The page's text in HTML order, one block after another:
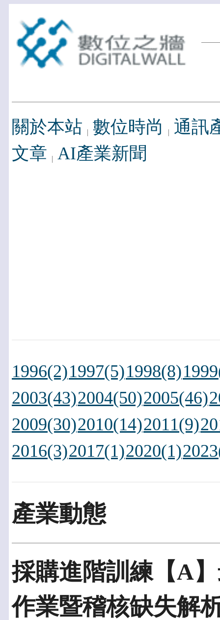
關於本站 數位時尚
通訊
文章 AI產業新聞
1996(2)1997(5)1998(8)
2003(43)2004(50)2005(46)
2009(30)2010(14)2011(9)
2016(3)2017(1)2020(1)
產業動態
採購進階訓練【A
作業暨稽核缺失解